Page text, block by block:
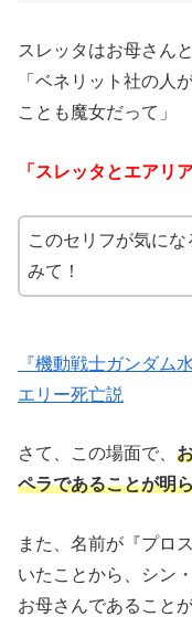
スレッタはお母さん
「ベネリット社の人
ことも魔女だって」
「スレッタとエアリ
このセリフが気に
みて！
『機動戦士ガンダム
エリー死亡説
さて、この場面で、
ペラであることが明
また、名前が『プロ
いたことから、シン
お母さんであること